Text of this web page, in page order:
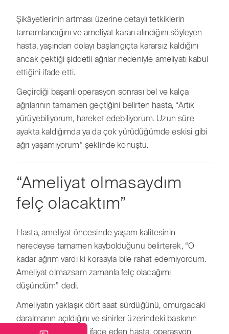
Şikâyetlerinin artması üzerine detaylı tetkiklerin
tamamlandığını ve ameliyat kararı alındığını söyleyen
hasta, yaşından dolayı başlangıçta kararsız kaldığını
ancak çektiği şiddetli ağrılar nedeniyle ameliyatı kabul
ettiğini ifade etti.
Geçirdiği başarılı operasyon sonrası bel ve kalça
ağrılarının tamamen geçtiğini belirten hasta, “Artık
yürüyebiliyorum, hareket edebiliyorum. Uzun süre
ayakta kaldığımda ya da çok yürüdüğümde eskisi gibi
ağrı yaşamıyorum” şeklinde konuştu.
“Ameliyat olmasaydım
felç olacaktım”
Hasta, ameliyat öncesinde yaşam kalitesinin
neredeyse tamamen kaybolduğunu belirterek, “O
kadar ağrım vardı ki korsayla bile rahat edemiyordum.
Ameliyat olmazsam zamanla felç olacağımı
düşündüm” dedi.
Ameliyatın yaklaşık dört saat sürdüğünü, omurgadaki
daralmanın açıldığını ve sinirler üzerindeki baskının